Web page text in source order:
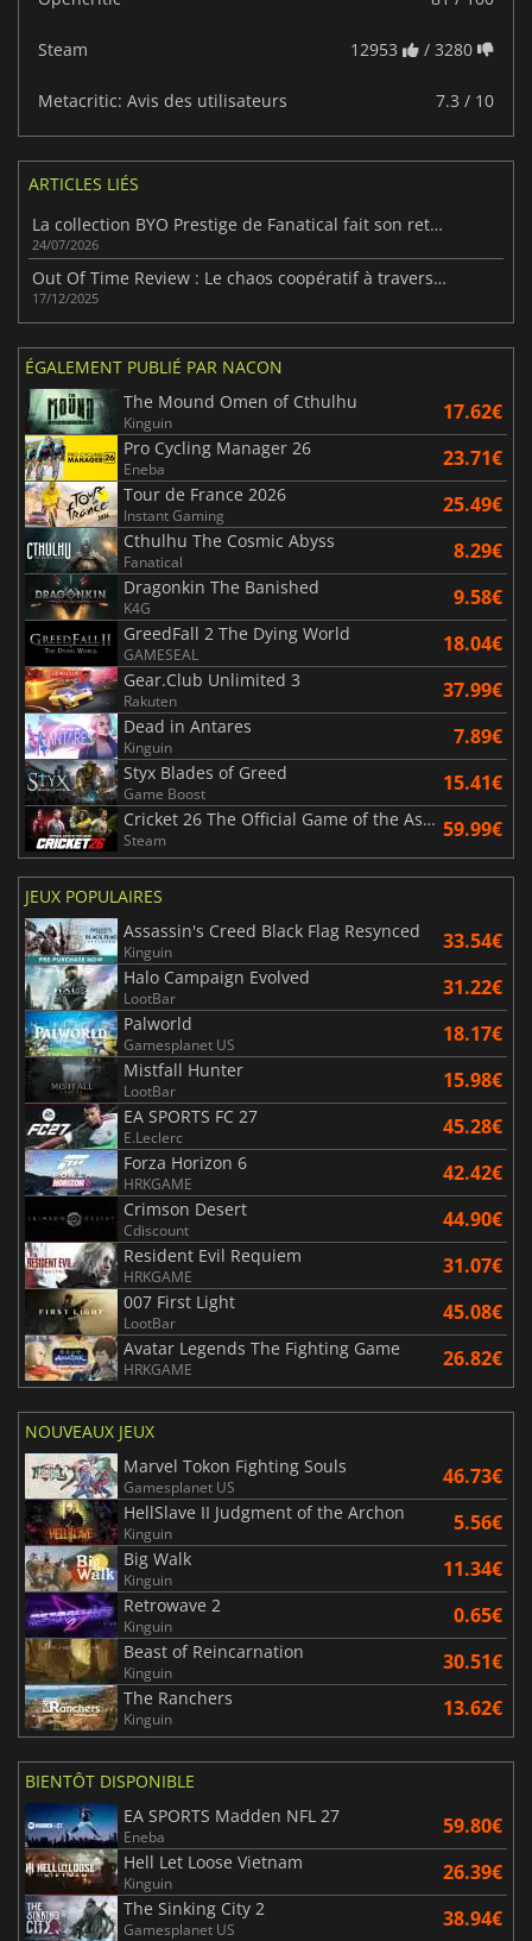
Steam 12953 / 3280
Metacritic: Avis des utilisateurs 7.3 / 10
ARTICLES LIÉS
La collection BYO Prestige de Fanatical fait son retour avec 15 jeux Steam haut de gamme
24/07/2026
Out Of Time Review : Le chaos coopératif à travers toutes les époques
17/12/2025
ÉGALEMENT PUBLIÉ PAR NACON
The Mound Omen of Cthulhu
Kinguin 17.62€
Pro Cycling Manager 26
Eneba 23.71€
Tour de France 2026
Instant Gaming 25.49€
Cthulhu The Cosmic Abyss
Fanatical 8.29€
Dragonkin The Banished
K4G 9.58€
GreedFall 2 The Dying World
GAMESEAL 18.04€
Gear.Club Unlimited 3
Rakuten 37.99€
Dead in Antares
Kinguin 7.89€
Styx Blades of Greed
Game Boost 15.41€
Cricket 26 The Official Game of the Ashes
Steam 59.99€
JEUX POPULAIRES
Assassin's Creed Black Flag Resynced
Kinguin 33.54€
Halo Campaign Evolved
LootBar 31.22€
Palworld
Gamesplanet US 18.17€
Mistfall Hunter
LootBar 15.98€
EA SPORTS FC 27
E.Leclerc 45.28€
Forza Horizon 6
HRKGAME 42.42€
Crimson Desert
Cdiscount 44.90€
Resident Evil Requiem
HRKGAME 31.07€
007 First Light
LootBar 45.08€
Avatar Legends The Fighting Game
HRKGAME 26.82€
NOUVEAUX JEUX
Marvel Tokon Fighting Souls
Gamesplanet US 46.73€
HellSlave II Judgment of the Archon
Kinguin 5.56€
Big Walk
Kinguin 11.34€
Retrowave 2
Kinguin 0.65€
Beast of Reincarnation
Kinguin 30.51€
The Ranchers
Kinguin 13.62€
BIENTÔT DISPONIBLE
EA SPORTS Madden NFL 27
Eneba 59.80€
Hell Let Loose Vietnam
Kinguin 26.39€
The Sinking City 2
Gamesplanet US 38.94€